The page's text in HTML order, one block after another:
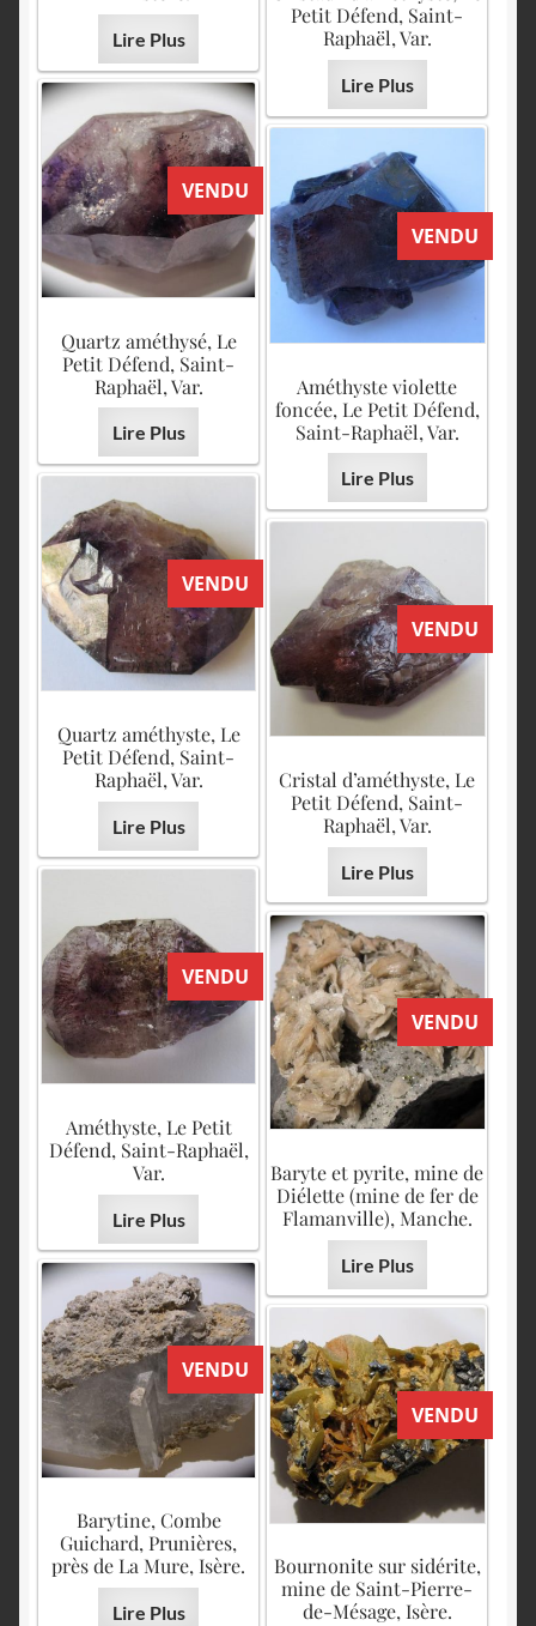
Lire Plus
Petit Défend, Saint-
Raphaël, Var.
Lire Plus
VENDU
Quartz améthysé, Le
Petit Défend, Saint-
Raphaël, Var.
Lire Plus
VENDU
Améthyste violette
foncée, Le Petit Défend,
Saint-Raphaël, Var.
Lire Plus
VENDU
Quartz améthyste, Le
Petit Défend, Saint-
Raphaël, Var.
Lire Plus
VENDU
Cristal d’améthyste, Le
Petit Défend, Saint-
Raphaël, Var.
Lire Plus
VENDU
Améthyste, Le Petit
Défend, Saint-Raphaël,
Var.
Lire Plus
VENDU
Baryte et pyrite, mine de
Diélette (mine de fer de
Flamanville), Manche.
Lire Plus
VENDU
Barytine, Combe
Guichard, Prunières,
près de La Mure, Isère.
Lire Plus
VENDU
Bournonite sur sidérite,
mine de Saint-Pierre-
de-Mésage, Isère.